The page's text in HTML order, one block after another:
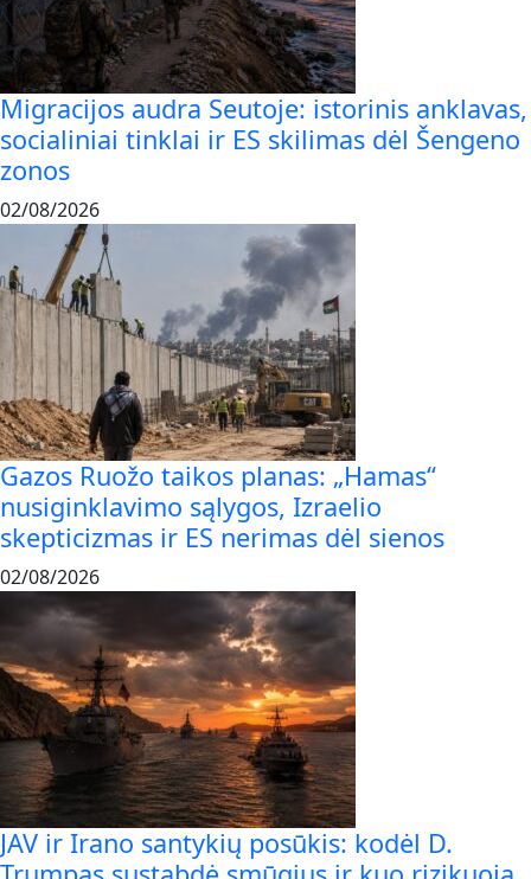
Migracijos audra Seutoje: istorinis anklavas,
socialiniai tinklai ir ES skilimas dėl Šengeno
zonos
02/08/2026
Gazos Ruožo taikos planas: „Hamas“
nusiginklavimo sąlygos, Izraelio
skepticizmas ir ES nerimas dėl sienos
02/08/2026
JAV ir Irano santykių posūkis: kodėl D.